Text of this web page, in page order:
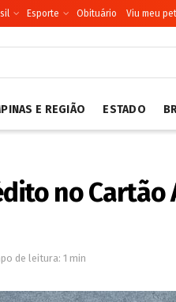
Esporte Obituário Viu meu
E REGIÃO ESTADO
no Cartão
de leitura: 1 min